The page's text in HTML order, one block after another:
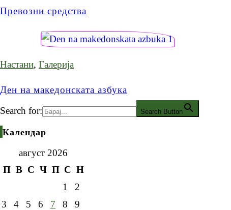
Превозни средства
Настани, Галерија
Ден на македонската азбука
Search for:
Search Button
Календар
август 2026
П В С Ч П С Н
1
2
3
4 5 6 7 8
9